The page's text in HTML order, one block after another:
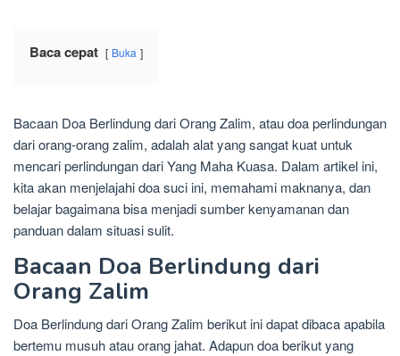
Baca cepat Buka
Bacaan Doa Berlindung dari Orang Zalim, atau doa perlindungan
dari orang-orang zalim, adalah alat yang sangat kuat untuk
mencari perlindungan dari Yang Maha Kuasa. Dalam artikel ini,
kita akan menjelajahi doa suci ini, memahami maknanya, dan
belajar bagaimana bisa menjadi sumber kenyamanan dan
panduan dalam situasi sulit.
Bacaan Doa Berlindung dari
Orang Zalim
Doa Berlindung dari Orang Zalim berikut ini dapat dibaca apabila
bertemu musuh atau orang jahat. Adapun doa berikut yang